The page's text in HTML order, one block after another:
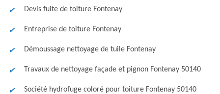
Devis fuite de toiture Fontenay
Entreprise de toiture Fontenay
Démoussage nettoyage de tuile Fontenay
Travaux de nettoyage façade et pignon Fontenay 50140
Société hydrofuge coloré pour toiture Fontenay 50140